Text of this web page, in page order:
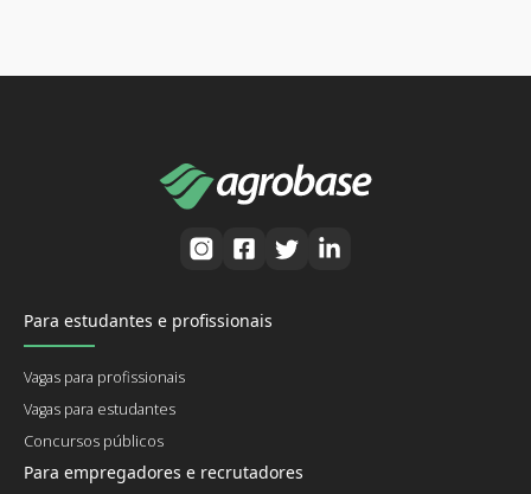
Para estudantes e profissionais
Vagas para profissionais
Vagas para estudantes
Concursos públicos
Para empregadores e recrutadores